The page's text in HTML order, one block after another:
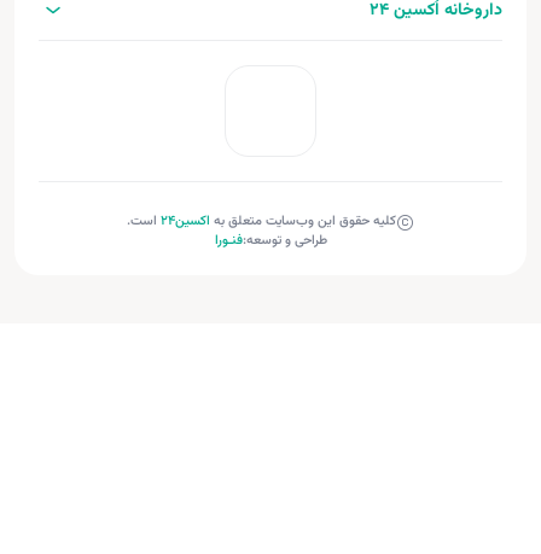
داروخانه اُکسین 24
کلیه حقوق این وب‌سایت متعلق به اکسین‌24
است.
طراحی و توسعه:فنـورا